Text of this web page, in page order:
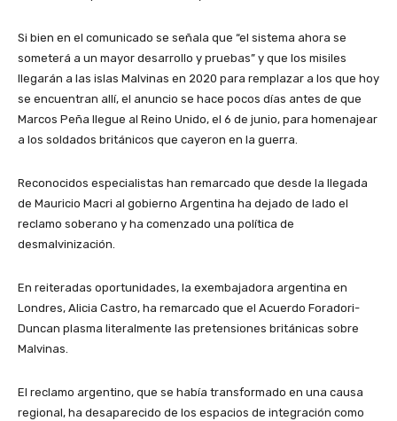
Si bien en el comunicado se señala que “el sistema ahora se
someterá a un mayor desarrollo y pruebas” y que los misiles
llegarán a las islas Malvinas en 2020 para remplazar a los que hoy
se encuentran allí, el anuncio se hace pocos días antes de que
Marcos Peña llegue al Reino Unido, el 6 de junio, para homenajear
a los soldados británicos que cayeron en la guerra.
Reconocidos especialistas han remarcado que desde la llegada
de Mauricio Macri al gobierno Argentina ha dejado de lado el
reclamo soberano y ha comenzado una política de
desmalvinización.
En reiteradas oportunidades, la exembajadora argentina en
Londres, Alicia Castro, ha remarcado que el Acuerdo Foradori-
Duncan plasma literalmente las pretensiones británicas sobre
Malvinas.
El reclamo argentino, que se había transformado en una causa
regional, ha desaparecido de los espacios de integración como